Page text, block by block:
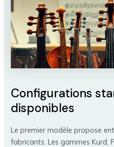
Configurations
disponibles
Le premier modèle propose
fabricants. Les gammes Kurd,